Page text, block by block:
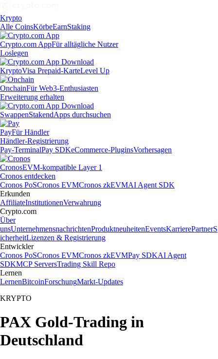
Krypto
Alle CoinsKörbeEarnStaking
Crypto.com AppFür alltägliche Nutzer
Loslegen
KryptoVisa Prepaid-KarteLevel Up
OnchainFür Web3-Enthusiasten
Erweiterung erhalten
SwappenStakendApps durchsuchen
PayFür Händler
Händler-Registrierung
Pay-TerminalPay SDKeCommerce-PluginsVorhersagen
CronosEVM-kompatible Layer 1
Cronos entdecken
Cronos PoSCronos EVMCronos zkEVMAI Agent SDK
Erkunden
AffiliateInstitutionenVerwahrung
Crypto.com
Über
unsUnternehmensnachrichtenProduktneuheitenEventsKarrierePartnerS
icherheitLizenzen & Registrierung
Entwickler
Cronos PoSCronos EVMCronos zkEVMPay SDKAI Agent
SDKMCP ServersTrading Skill Repo
Lernen
LernenBitcoinForschungMarkt-Updates
KRYPTO
PAX Gold-Trading in
Deutschland